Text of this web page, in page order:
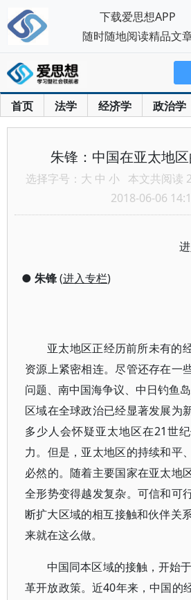
首页 法学 经济学 政治学
朱锋：中国在亚太地
选择字号： 大 中 小 本文共阅读
2018-06-06
● 朱锋(进入专栏)
亚太地区正经历前所未有的
资源上紧密相连。尽管还存在一
问题、南中国海争议、中日钓鱼
区域在全球政治已经显著发展为
多少人会怀疑亚太地区在21世
力。但是，亚太地区的持续和平
必然的。随着主要国家在亚太地
全形势变得越发复杂。可信和可
断扩大区域的相互接触和伙伴关
来就在这么做。
中国同本区域的接触，开始
革开放政策。近40年来，中国的
下载爱思想APP
随时随地阅读精品文